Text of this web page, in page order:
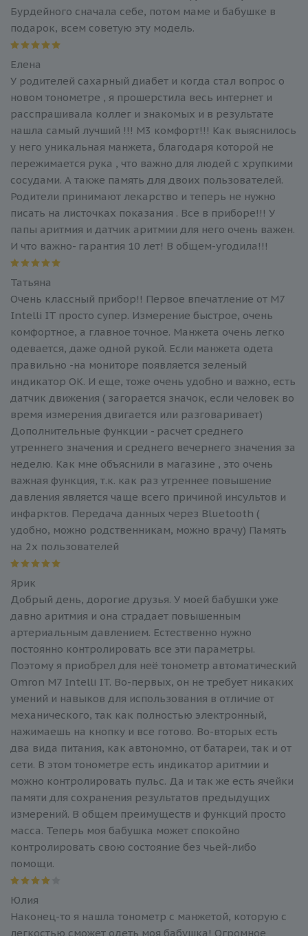
Бурдейного сначала себе, потом маме и бабушке в
подарок, всем советую эту модель.
Елена
У родителей сахарный диабет и когда стал вопрос о
новом тонометре , я прошерстила весь интернет и
расспрашивала коллег и знакомых и в результате
нашла самый лучший !!! М3 комфорт!!! Как выяснилось
у него уникальная манжета, благодаря которой не
пережимается рука , что важно для людей с хрупкими
сосудами. А также память для двоих пользователей.
Родители принимают лекарство и теперь не нужно
писать на листочках показания . Все в приборе!!! У
папы аритмия и датчик аритмии для него очень важен.
И что важно- гарантия 10 лет! В общем-угодила!!!
Татьяна
Очень классный прибор!! Первое впечатление от M7
Intelli IT просто супер. Измерение быстрое, очень
комфортное, а главное точное. Манжета очень легко
одевается, даже одной рукой. Если манжета одета
правильно -на мониторе появляется зеленый
индикатор ОК. И еще, тоже очень удобно и важно, есть
датчик движения ( загорается значок, если человек во
время измерения двигается или разговаривает)
Дополнительные функции - расчет среднего
утреннего значения и среднего вечернего значения за
неделю. Как мне объяснили в магазине , это очень
важная функция, т.к. как раз утреннее повышение
давления является чаще всего причиной инсультов и
инфарктов. Передача данных через Bluetooth (
удобно, можно родственникам, можно врачу) Память
на 2х пользователей
Ярик
Добрый день, дорогие друзья. У моей бабушки уже
давно аритмия и она страдает повышенным
артериальным давлением. Естественно нужно
постоянно контролировать все эти параметры.
Поэтому я приобрел для неё тонометр автоматический
Omron M7 Intelli IT. Во-первых, он не требует никаких
умений и навыков для использования в отличие от
механического, так как полностью электронный,
нажимаешь на кнопку и все готово. Во-вторых есть
два вида питания, как автономно, от батареи, так и от
сети. В этом тонометре есть индикатор аритмии и
можно контролировать пульс. Да и так же есть ячейки
памяти для сохранения результатов предыдущих
измерений. В общем преимуществ и функций просто
масса. Теперь моя бабушка может спокойно
контролировать свою состояние без чьей-либо
помощи.
Юлия
Наконец-то я нашла тонометр с манжетой, которую с
легкостью сможет одеть моя бабушка! Огромное